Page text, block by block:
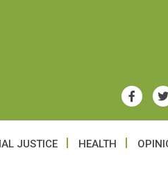
JUSTICE HEALTH